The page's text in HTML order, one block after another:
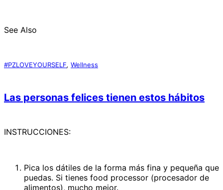
See Also
#PZLOVEYOURSELF, Wellness
Las personas felices tienen estos hábitos
INSTRUCCIONES:
Pica los dátiles de la forma más fina y pequeña que
puedas. Si tienes food processor (procesador de
alimentos), mucho mejor.